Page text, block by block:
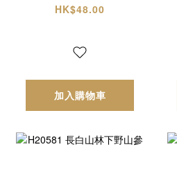
HK$48.00
加入購物車